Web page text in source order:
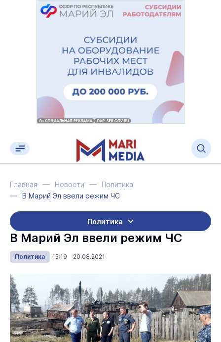
Главная Новости
Политика
В Марий Эл ввели режим ЧС
Политика
В Марий Эл ввели режим ЧС
Политика 15:19 20.08.2021